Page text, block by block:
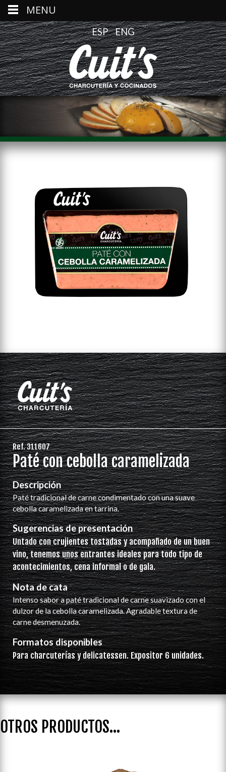
ESP ENG
Ref. 311607
Paté con cebolla caramelizada
Descripción
Paté tradicional de carne condimentado con una suave
cebolla caramelizada en tarrina.
Sugerencias de presentación
Untado con crujientes tostadas y acompañado de un buen
vino, tenemos unos entrantes ideales para todo tipo de
acontecimientos, cena informal o de gala.
Nota de cata
Intenso sabor a paté tradicional de carne suavizado con el
dulzor de la cebolla caramelizada. Agradable textura de
carne desmenuzada.
Formatos disponibles
Para charcuterías y delicatessen. Expositor 6 unidades.
OTROS PRODUCTOS...
MENU